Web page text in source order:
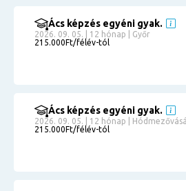
Ács képzés egyéni gyak.
2026. 09. 05. | 12 hónap | Győr
215.000Ft/félév-tól
Ács képzés egyéni gyak.
2026. 09. 05. | 12 hónap |
215.000Ft/félév-tól